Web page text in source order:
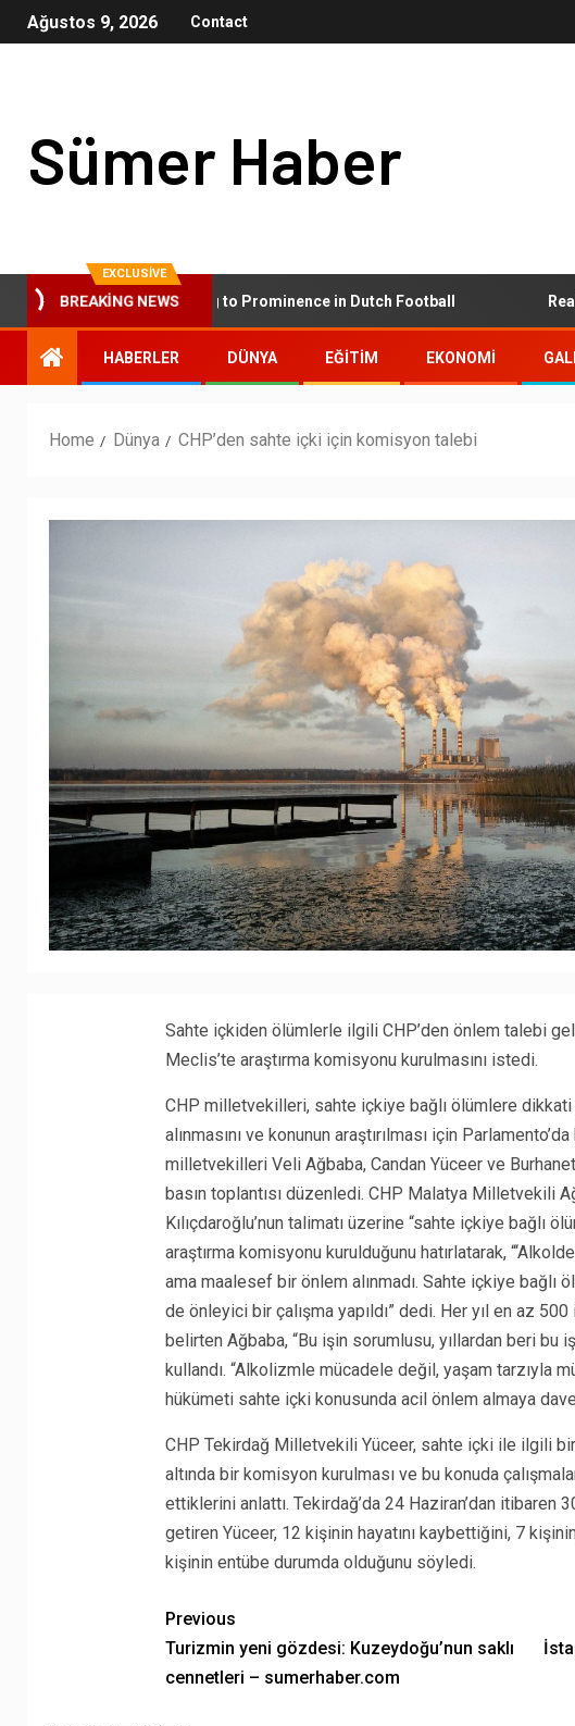
Ağustos 9, 2026 Contact
Sümer Haber
EXCLUSIVE
BREAKING NEWS
AZ Alkmaar: Rising to Prominence in Dutch Football Real
HABERLER DÜNYA EĞİTİM EKONOMI
Home Dünya CHP’den sahte içki için komisyon talebi
Sahte içkiden ölümlerle ilgili CHP’den önlem talebi
Meclis’te araştırma komisyonu kurulmasını istedi.
CHP milletvekilleri, sahte içkiye bağlı ölümlere
alınmasını ve konunun araştırılması için
milletvekilleri Veli Ağbaba, Candan Yüceer ve
basın toplantısı düzenledi. CHP Malatya Milletvekili
Kılıçdaroğlu’nun talimatı üzerine “sahte içkiye bağlı
araştırma komisyonu kurulduğunu hatırlatarak,
ama maalesef bir önlem alınmadı. Sahte içkiye
de önleyici bir çalışma yapıldı” dedi. Her yıl en az
belirten Ağbaba, “Bu işin sorumlusu, yıllardan beri bu
kullandı. “Alkolizmle mücadele değil, yaşam tarzıyla
hükümeti sahte içki konusunda acil önlem almaya
CHP Tekirdağ Milletvekili Yüceer, sahte içki ile ilgili bir
altında bir komisyon kurulması ve bu konuda
ettiklerini anlattı. Tekirdağ’da 24 Haziran’dan
getiren Yüceer, 12 kişinin hayatını kaybettiğini, 7
kişinin entübe durumda olduğunu söyledi.
Previous
Turizmin yeni gözdesi: Kuzeydoğu’nun saklı
cennetleri – sumerhaber.com